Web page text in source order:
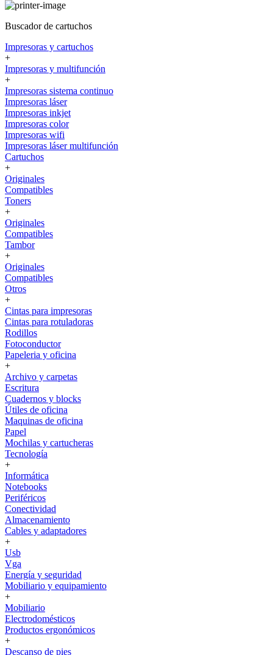
Buscador de cartuchos
Impresoras y cartuchos
+
Impresoras y multifunción
+
Impresoras sistema continuo
Impresoras láser
Impresoras inkjet
Impresoras color
Impresoras wifi
Impresoras láser multifunción
Cartuchos
+
Originales
Compatibles
Toners
+
Originales
Compatibles
Tambor
+
Originales
Compatibles
Otros
+
Cintas para impresoras
Cintas para rotuladoras
Rodillos
Fotoconductor
Papeleria y oficina
+
Archivo y carpetas
Escritura
Cuadernos y blocks
Útiles de oficina
Maquinas de oficina
Papel
Mochilas y cartucheras
Tecnología
+
Informática
Notebooks
Periféricos
Conectividad
Almacenamiento
Cables y adaptadores
+
Usb
Vga
Energía y seguridad
Mobiliario y equipamiento
+
Mobiliario
Electrodomésticos
Productos ergonómicos
+
Descanso de pies